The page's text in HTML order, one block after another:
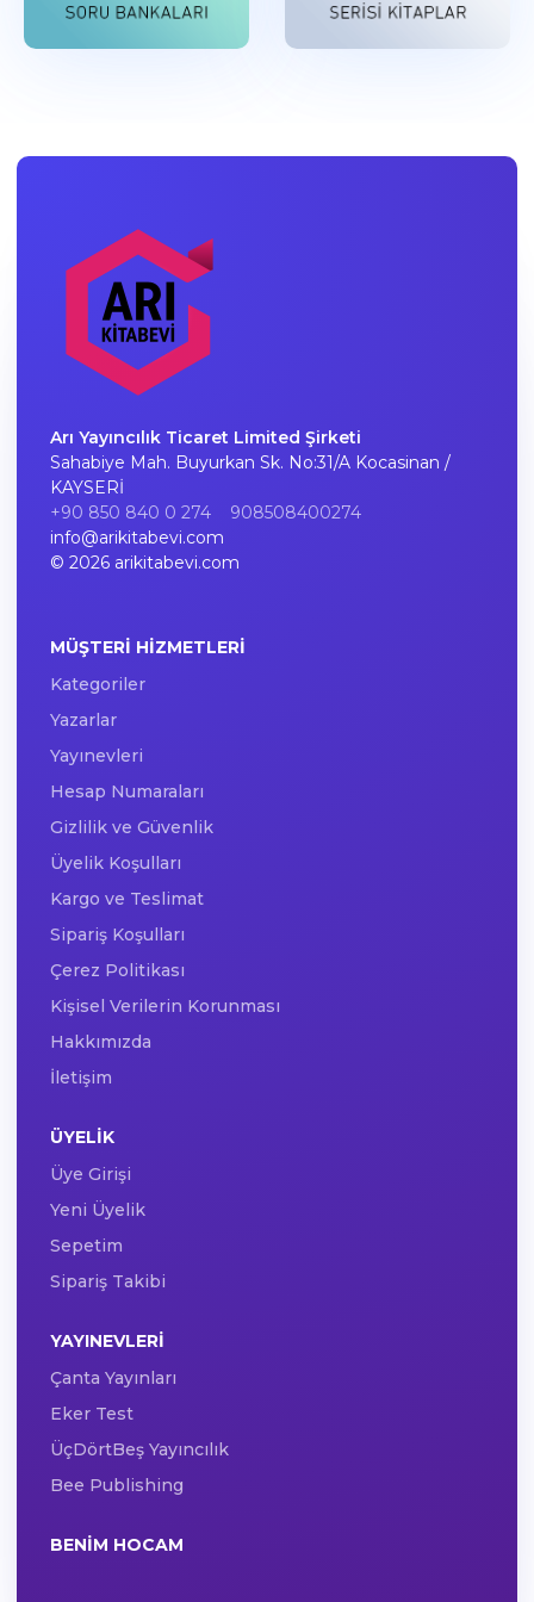
Arı Yayıncılık Ticaret Limited Şirketi
Sahabiye Mah. Buyurkan Sk. No:31/A Kocasinan /
KAYSERİ
+90 850 840 0 274
908508400274
info@arikitabevi.com
© 2026 arikitabevi.com
MÜŞTERI HIZMETLERI
Kategoriler
Yazarlar
Yayınevleri
Hesap Numaraları
Gizlilik ve Güvenlik
Üyelik Koşulları
Kargo ve Teslimat
Sipariş Koşulları
Çerez Politikası
Kişisel Verilerin Korunması
Hakkımızda
İletişim
ÜYELIK
Üye Girişi
Yeni Üyelik
Sepetim
Sipariş Takibi
YAYINEVLERI
Çanta Yayınları
Eker Test
ÜçDörtBeş Yayıncılık
Bee Publishing
BENIM HOCAM